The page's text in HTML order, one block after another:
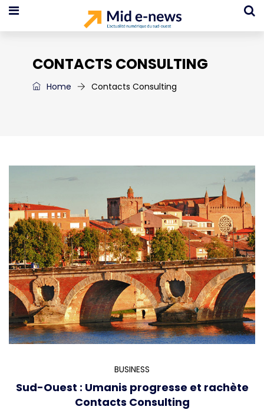
CONTACTS CONSULTING
Home Contacts Consulting
BUSINESS
Sud-Ouest : Umanis progresse et rachète
Contacts Consulting